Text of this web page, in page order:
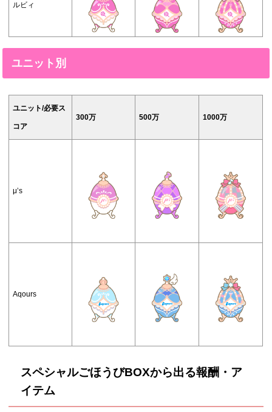
ルビィ
ユニット別
ユニット/必要ス
コア
300万 500万 1000万
μ’s
Aqours
スペシャルごほうびBOXから出る報酬・ア
イテム